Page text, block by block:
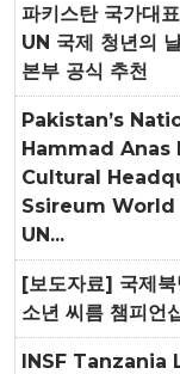
파키스탄 국가대
UN 국제 청년의
본부 공식 추천
Pakistan’s
Hammad
Cultural
Ssireum
UN...
[보도자료] 국제북
소년 씨름 챔피언
INSF